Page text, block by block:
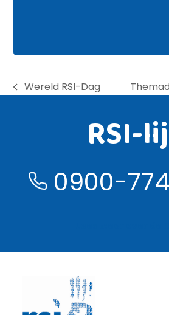
previous
Wereld RSI-Dag
next
RSI-
0900-